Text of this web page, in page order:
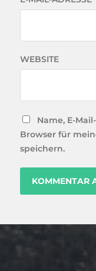
WEBSITE
Name, E-
Browser für
speichern.